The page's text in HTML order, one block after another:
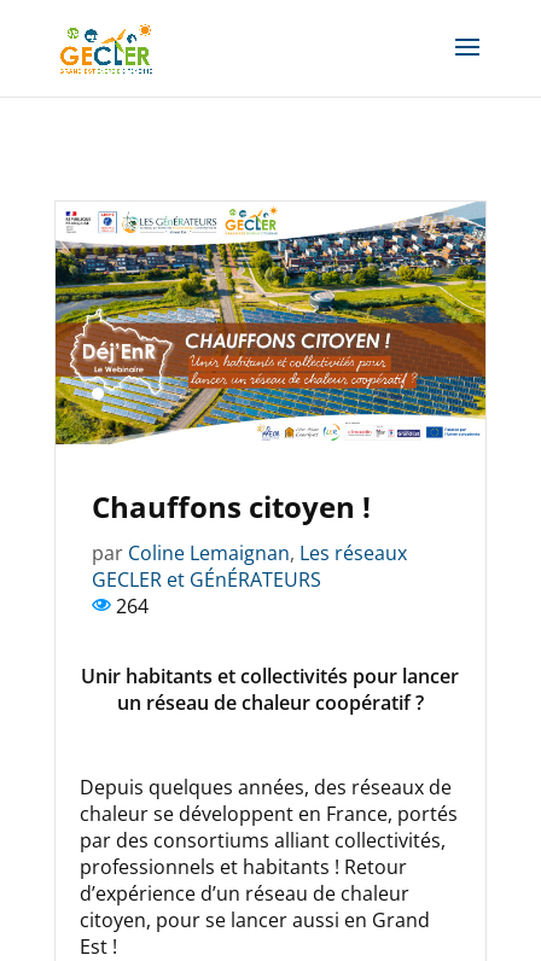
Chauffons citoyen !
par Coline Lemaignan, Les réseaux
GECLER et GÉnÉRATEURS
264
Unir habitants et collectivités pour lancer
un réseau de chaleur coopératif ?
Depuis quelques années, des réseaux de
chaleur se développent en France, portés
par des consortiums alliant collectivités,
professionnels et habitants ! Retour
d’expérience d’un réseau de chaleur
citoyen, pour se lancer aussi en Grand
Est !